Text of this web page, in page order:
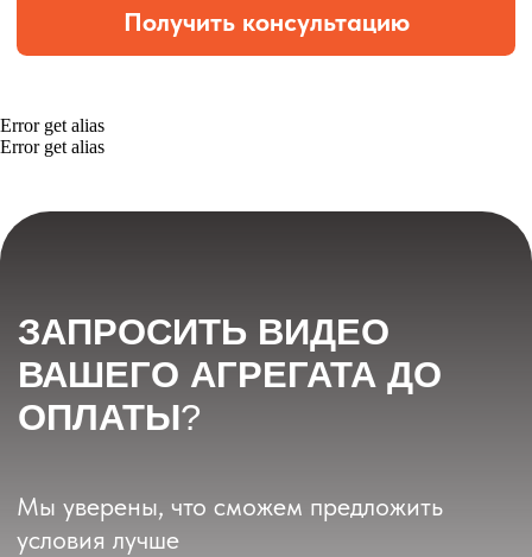
Error get alias
Error get alias